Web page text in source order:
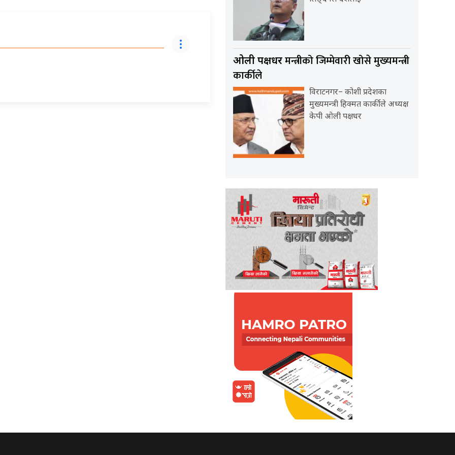
ओली पक्षधरमन्त्रीको जिम्मेवारी खोसे मुख्यमन्त्री
कार्कीले
विराटनगर– कोशी प्रदेशका
मुख्यमन्त्री हिक्मत कार्कीले अध्यक्ष
केपी ओली पक्षधर